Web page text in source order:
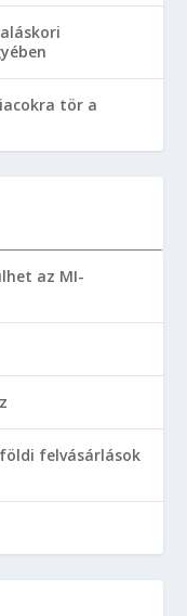
tör a
az MI-
felvásárlások